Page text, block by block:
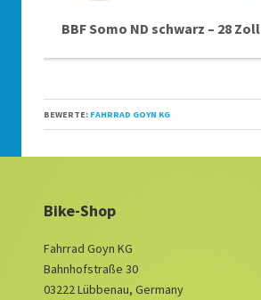
BBF Somo ND schwarz – 28 Zoll
BEWERTE: FAHRRAD GOYN KG
Bike-Shop
Fahrrad Goyn KG
Bahnhofstraße 30
03222 Lübbenau, Germany